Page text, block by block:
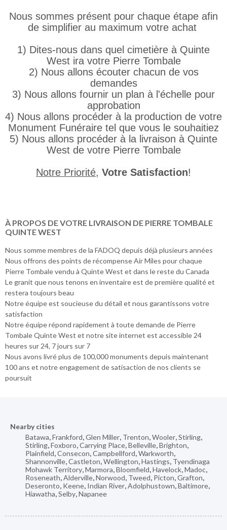
Nous sommes présent pour chaque étape afin
de simplifier au maximum votre achat
1) Dites-nous dans quel cimetière à Quinte
West ira votre Pierre Tombale
2) Nous allons écouter chacun de vos
demandes
3) Nous allons fournir un plan à l'échelle pour
approbation
4) Nous allons procéder à la production de votre
Monument Funéraire tel que vous le souhaitiez
5) Nous allons procéder à la livraison à Quinte
West de votre Pierre Tombale
Notre Priorité, Votre Satisfaction!
À PROPOS DE VOTRE LIVRAISON DE PIERRE TOMBALE
QUINTE WEST
Nous somme membres de la FADOQ depuis déjà plusieurs années
Nous offrons des points de récompense Air Miles pour chaque
Pierre Tombale vendu à Quinte West et dans le reste du Canada
Le granit que nous tenons en inventaire est de première qualité et
restera toujours beau
Notre équipe est soucieuse du détail et nous garantissons votre
satisfaction
Notre équipe répond rapidement à toute demande de Pierre
Tombale Quinte West et notre site internet est accessible 24
heures sur 24, 7 jours sur 7
Nous avons livré plus de 100,000 monuments depuis maintenant
100 ans et notre engagement de satisaction de nos clients se
poursuit
Nearby cities
Batawa,Frankford,Glen Miller, Trenton,Wooler,Stirling,
Stirling,Foxboro,Carrying Place,Belleville,Brighton,
Plainfield,Consecon,Campbellford,Warkworth,
Shannonville,Castleton,Wellington,Hastings, Tyendinaga
Mohawk Territory,Marmora,Bloomfield,Havelock,Madoc,
Roseneath,Alderville,Norwood, Tweed, Picton,Grafton,
Deseronto, Keene, Indian River,Adolphustown,Baltimore,
Hiawatha,Selby,Napanee